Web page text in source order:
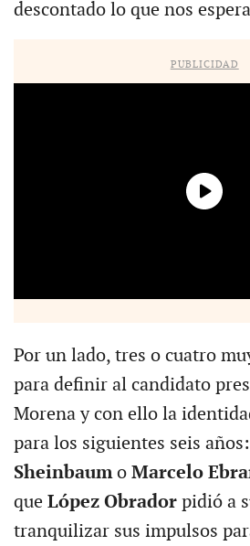
descontado lo que nos
PUBLICIDAD
Por un lado, tres o cuatro
para definir al candidato
Morena y con ello la
para los siguientes seis años:
Sheinbaumo Marcelo
que López Obradorpidió a
tranquilizar sus impulsos